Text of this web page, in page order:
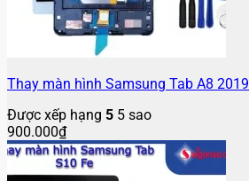
Thay màn hình Samsung Tab A8 2019
Được xếp hạng 5 5 sao
900.000₫